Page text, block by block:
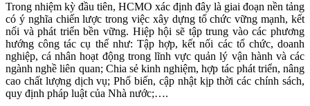
Trong nhiệm kỳ đầu tiên, HCMO xác định đây là giai đoạn nền tảng
có ý nghĩa chiến lược trong việc xây dựng tổ chức vững mạnh, kết
nối và phát triển bền vững. Hiệp hội sẽ tập trung vào các phương
hướng công tác cụ thể như: Tập hợp, kết nối các tổ chức, doanh
nghiệp, cá nhân hoạt động trong lĩnh vực quản lý vận hành và các
ngành nghề liên quan; Chia sẻ kinh nghiệm, hợp tác phát triển, nâng
cao chất lượng dịch vụ; Phổ biến, cập nhật kịp thời các chính sách,
quy định pháp luật của Nhà nước;….